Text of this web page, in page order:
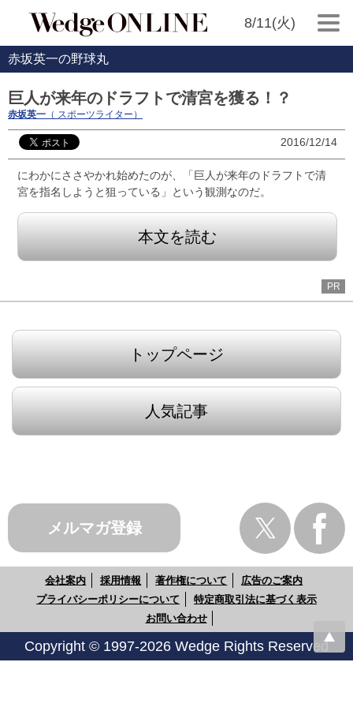
8/11(火)
赤坂英一の野球丸
巨人が来年のドラフトで清宮を獲る！？
赤坂英一 （ スポーツライター）
2016/12/14
にわかにささやかれ始めたのが、「巨人が来年のドラフトで清
宮を指名しようと狙っている」という観測なのだ。
本文を読む
PR
トップページ
人気記事
メルマガ登録
会社案内 採用情報 著作権について
広告のご案内
プライバシーポリシーについて
特定商取引法に基づく表示
お問い合わせ
Copyright © 1997-2026 Wedge Rights Reserved